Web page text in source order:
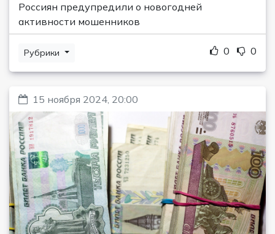
Россиян предупредили о новогодней
активности мошенников
Рубрики 0 0
15 ноября 2024, 20:00